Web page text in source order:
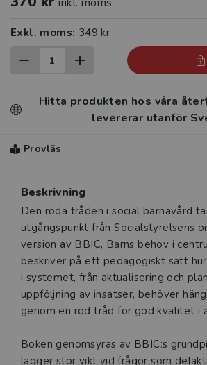
Exkl. moms: 349 kr
Hitta produkten hos våra
levererar utanför
Provläs
Beskrivning
Beskrivning
Den röda tråden i social barnavård
utgångspunkt från Socialstyrelsens
version av BBIC, Barns behov i
beskriver på ett pedagogiskt sätt
i systemet, från aktualisering och
uppföljning av insatser, behöver
genom en röd tråd för god kvalitet i
Boken genomsyras av BBIC:s
lägger stor vikt vid frågor som